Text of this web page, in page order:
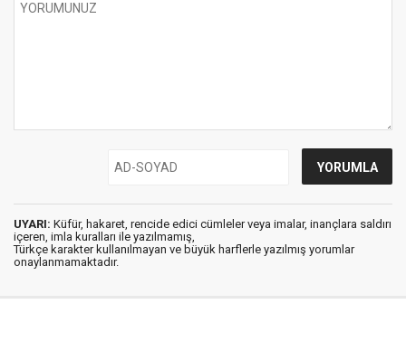
UYARI: Küfür, hakaret, rencide edici cümleler veya imalar, inançlara saldırı
içeren, imla kuralları ile yazılmamış,
Türkçe karakter kullanılmayan ve büyük harflerle yazılmış yorumlar
onaylanmamaktadır.